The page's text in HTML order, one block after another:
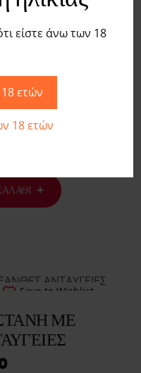
είστε άνω των 18
ετών
18 ετών
to Wishlist
ΦΡΆΝΤΖΑ
Save to Wishlist
ΜΕ